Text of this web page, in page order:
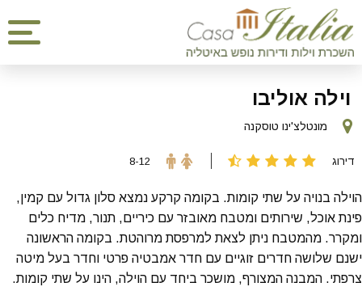
וילה אוליבו
דירוג 8-12
מונטלצ'ינו טוסקנה
הוילה בנויה על שתי קומות. בקומה קרקע נמצא סלון גדול עם קמין,
פינת אוכל, שירותים ומטבח מאובזר עם כיריים, תנור, מדיח כלים
ומקרר. מהמטבח ניתן לצאת למרפסת מרוהטת. בקומה הראשונה
ישנם שלושה חדרים זוגיים עם חדר אמבטיה פרטי וחדר בעל מיטה
צרפתי. המבנה המצורף, מושכר ביחד עם הוילה, הינו על שתי קומות.